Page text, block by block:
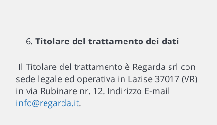
Titolare del trattamento dei dati
Il Titolare del trattamento è Regarda srl con
sede legale ed operativa in Lazise 37017 (VR)
in via Rubinare nr. 12. Indirizzo E-mail
info@regarda.it.